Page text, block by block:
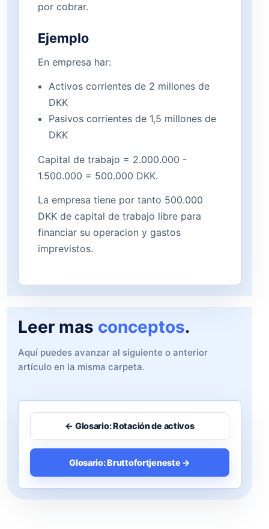
por cobrar.
Ejemplo
En empresa har:
Activos corrientes de 2 millones de
DKK
Pasivos corrientes de 1,5 millones de
DKK
Capital de trabajo = 2.000.000 -
1.500.000 = 500.000 DKK.
La empresa tiene por tanto 500.000
DKK de capital de trabajo libre para
financiar su operacion y gastos
imprevistos.
Leer mas conceptos.
Aquí puedes avanzar al siguiente o anterior
artículo en la misma carpeta.
← Glosario: Rotación de activos
Glosario: Bruttofortjeneste →